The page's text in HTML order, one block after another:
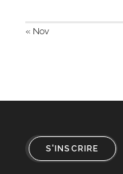
« Nov
S'INSCRIRE